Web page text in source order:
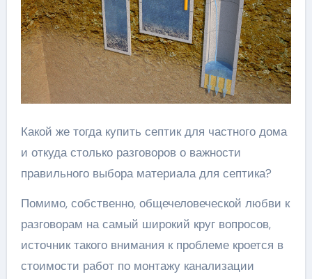
Какой же тогда купить септик для частного дома‌‌
и откуда столько разговоров о важности
правильного выбора материала для септика?
Помимо, собственно, общечеловеческой любви к
разговорам на самый широкий круг вопросов,
источник такого внимания к проблеме кроется в
стоимости работ по монтажу канализации